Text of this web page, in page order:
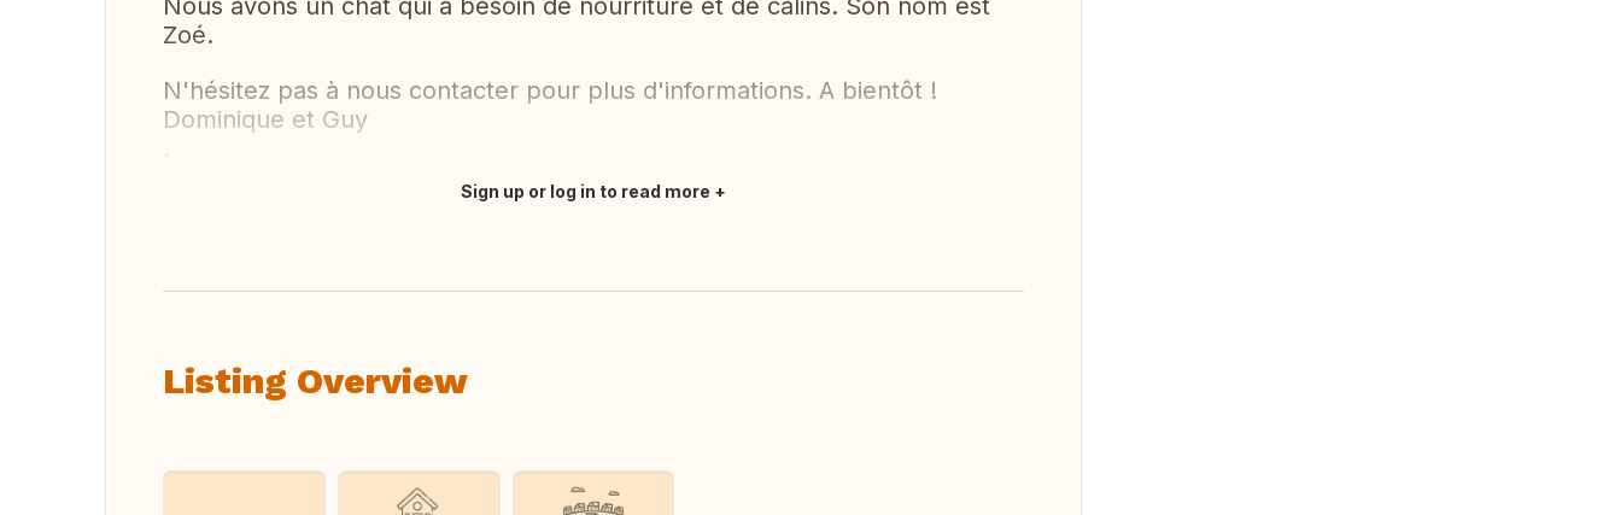
Nous avons un chat qui a besoin de nourriture et de calins. Son nom est
Zoé.
N'hésitez pas à nous contacter pour plus d'informations. A bientôt !
Dominique et Guy
Sign up or log in to read more
Listing Overview